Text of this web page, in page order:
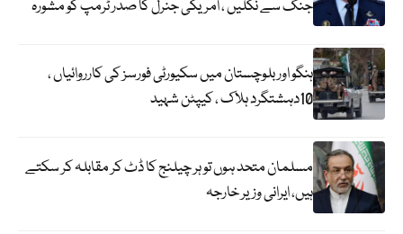
جنگ سے نکلیں ، امریکی جنرل کا صدر ٹرمپ کو مشورہ
ہنگو اور بلوچستان میں سکیورٹی فورسز کی کارروائیاں ،
10دہشتگرد ہلاک ، کیپٹن شہید
مسلمان متحد ہوں تو ہر چیلنج کا ڈٹ کر مقابلہ کر سکتے
ہیں، ایرانی وزیر خارجہ